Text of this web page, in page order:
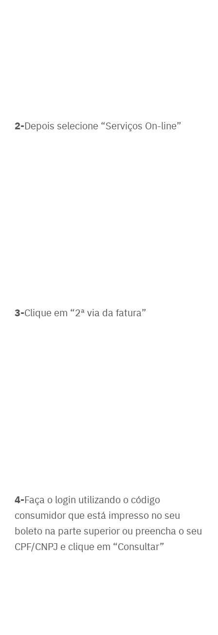
2-Depois selecione “Serviços On-line”
3-Clique em “2ª via da fatura”
4-Faça o login utilizando o código
consumidor que está impresso no seu
boleto na parte superior ou preencha o seu
CPF/CNPJ e clique em “Consultar”